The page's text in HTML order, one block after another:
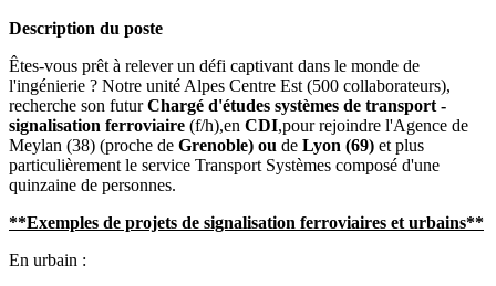
Description du poste
Êtes-vous prêt à relever un défi captivant dans le monde de
l'ingénierie ? Notre unité Alpes Centre Est (500 collaborateurs),
recherche son futurChargé d'études systèmes de transport -
signalisation ferroviaire (f/h),en CDI,pour rejoindre l'Agence de
Meylan (38) (proche de Grenoble) ou de Lyon (69) et plus
particulièrement le service Transport Systèmes composé d'une
quinzaine de personnes.
**Exemples de projets de signalisation ferroviaires et urbains**
En urbain :